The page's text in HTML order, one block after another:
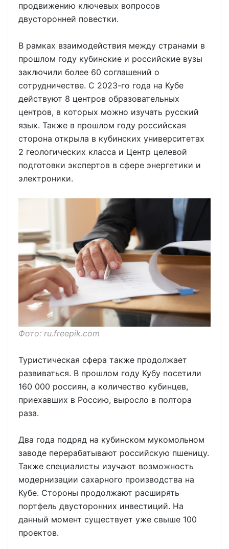
продвижению ключевых вопросов
двусторонней повестки.
В рамках взаимодействия между странами в
прошлом году кубинские и российские вузы
заключили более 60 соглашений о
сотрудничестве. С 2023-го года на Кубе
действуют 8 центров образовательных
центров, в которых можно изучать русский
язык. Также в прошлом году российская
сторона открыла в кубинских университетах
2 геологических класса и Центр целевой
подготовки экспертов в сфере энергетики и
электроники.
Фото: ru.freepik.com
Туристическая сфера также продолжает
развиваться. В прошлом году Кубу посетили
160 000 россиян, а количество кубинцев,
приехавших в Россию, выросло в полтора
раза.
Два года подряд на кубинском мукомольном
заводе перерабатывают российскую пшеницу.
Также специалисты изучают возможность
модернизации сахарного производства на
Кубе. Стороны продолжают расширять
портфель двусторонних инвестиций. На
данный момент существует уже свыше 100
проектов.